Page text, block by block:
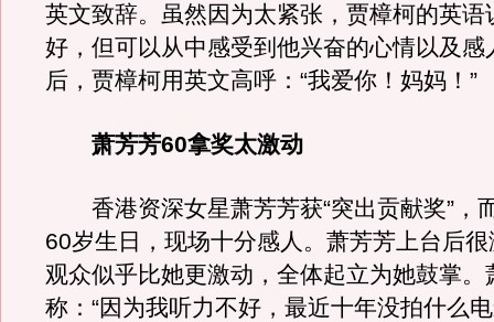
英文致辞。虽然因为太紧张，贾樟柯的英语
好，但可以从中感受到他兴奋的心情以及感
后，贾樟柯用英文高呼：“我爱你！妈妈！”
萧芳芳60拿奖太激动
香港资深女星萧芳芳获“突出贡献奖”，
60岁生日，现场十分感人。萧芳芳上台后
观众似乎比她更激动，全体起立为她鼓掌。
称：“因为我听力不好，最近十年没拍什么